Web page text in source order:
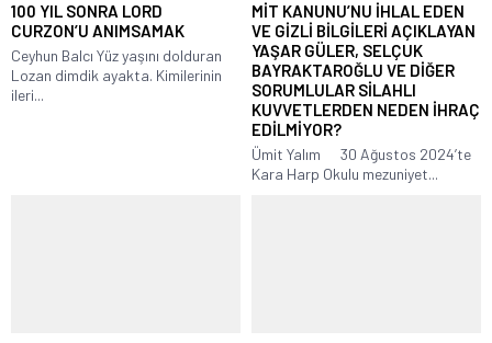
100 YIL SONRA LORD
CURZON’U ANIMSAMAK
Ceyhun Balcı Yüz yaşını dolduran
Lozan dimdik ayakta. Kimilerinin
ileri...
MİT KANUNU’NU İHLAL EDEN
VE GİZLİ BİLGİLERİ AÇIKLAYAN
YAŞAR GÜLER, SELÇUK
BAYRAKTAROĞLU VE DİĞER
SORUMLULAR SİLAHLI
KUVVETLERDEN NEDEN İHRAÇ
EDİLMİYOR?
Ümit Yalım 30 Ağustos 2024’te
Kara Harp Okulu mezuniyet...